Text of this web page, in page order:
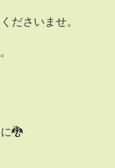
ださいませ。
🐉